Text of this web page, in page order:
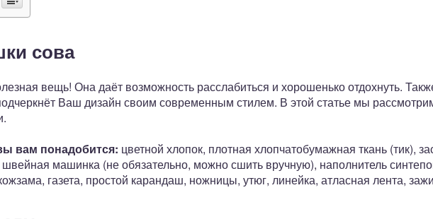
сова
вещь! Она даёт возможность расслабиться и хорошенько отдохнуть.
Ваш дизайн своим современным стилем. В этой статье мы
вам понадобится: цветной хлопок, плотная хлопчатобумажная ткань (тик),
машинка (не обязательно, можно сшить вручную), наполнитель
газета, простой карандаш, ножницы, утюг, линейка, атласная лента,